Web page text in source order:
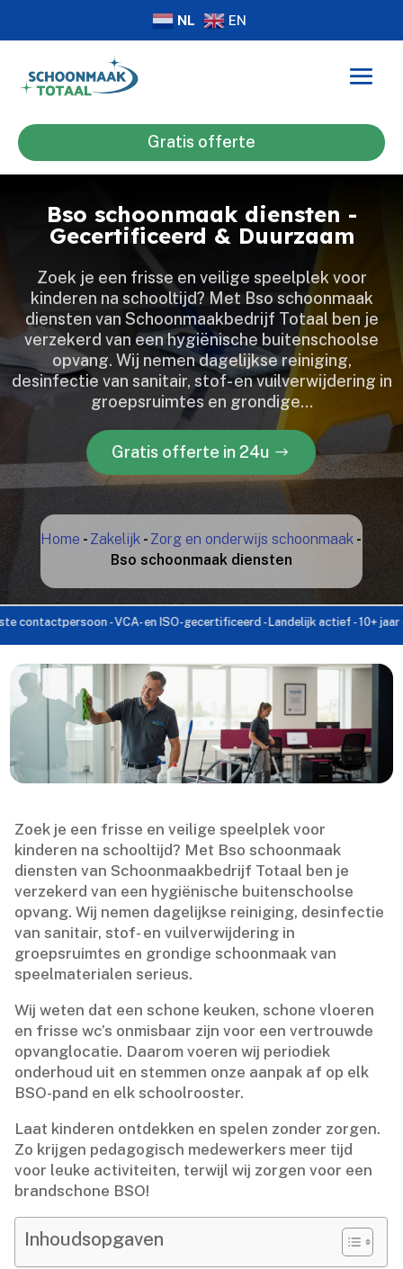
NL EN
Gratis offerte
Bso schoonmaak diensten -
Gecertificeerd & Duurzaam
Zoek je een frisse en veilige speelplek voor
kinderen na schooltijd? Met Bso schoonmaak
diensten van Schoonmaakbedrijf Totaal ben je
verzekerd van een hygiënische buitenschoolse
opvang.​ Wij nemen dagelijkse reiniging,
desinfectie van sanitair, stof- en vuilverwijdering in
groepsruimtes en grondige…
Gratis offerte in 24u
Home - Zakelijk - Zorg en onderwijs schoonmaak -
Bso schoonmaak diensten
- VCA- en ISO-gecertificeerd - Landelijk actief - 10+ jaar
Zoek je een frisse en veilige speelplek voor
kinderen na schooltijd? Met Bso schoonmaak
diensten van Schoonmaakbedrijf Totaal ben je
verzekerd van een hygiënische buitenschoolse
opvang.​ Wij nemen dagelijkse reiniging, desinfectie
van sanitair, stof- en vuilverwijdering in
groepsruimtes en grondige schoonmaak van
speelmaterialen serieus.​
Wij weten dat een schone keuken, schone vloeren
en frisse wc’s onmisbaar zijn voor een vertrouwde
opvanglocatie.​ Daarom voeren wij periodiek
onderhoud uit en stemmen onze aanpak af op elk
BSO-pand en elk schoolrooster.​
Laat kinderen ontdekken en spelen zonder zorgen.​
Zo krijgen pedagogisch medewerkers meer tijd
voor leuke activiteiten, terwijl wij zorgen voor een
brandschone BSO!
Inhoudsopgaven